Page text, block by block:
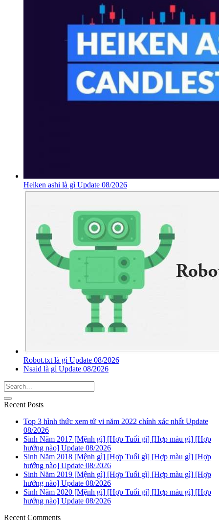
Heiken ashi là gì Update 08/2026
Robot.txt là gì Update 08/2026
Nsaid là gì Update 08/2026
Recent Posts
Top 3 hình thức xem tử vi năm 2022 chính xác nhất Update
08/2026
Sinh Năm 2017 [Mệnh gì] [Hợp Tuổi gì] [Hợp màu gì] [Hợp
hướng nào] Update 08/2026
Sinh Năm 2018 [Mệnh gì] [Hợp Tuổi gì] [Hợp màu gì] [Hợp
hướng nào] Update 08/2026
Sinh Năm 2019 [Mệnh gì] [Hợp Tuổi gì] [Hợp màu gì] [Hợp
hướng nào] Update 08/2026
Sinh Năm 2020 [Mệnh gì] [Hợp Tuổi gì] [Hợp màu gì] [Hợp
hướng nào] Update 08/2026
Recent Comments